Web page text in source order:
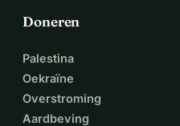
Doneren
Palestina
Oekraïne
Overstroming
Aardbeving